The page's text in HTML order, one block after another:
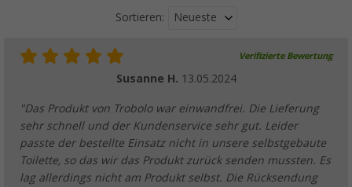
Sortieren: Neueste
Verifizierte Bewertung
Susanne H. 13.05.2024
"Das Produkt von Trobolo war einwandfrei. Die Lieferung
sehr schnell und der Kundenservice sehr gut. Leider
passte der bestellte Einsatz nicht in unsere selbstgebaute
Toilette, so das wir das Produkt zurück senden mussten. Es
lag allerdings nicht am Produkt selbst. Die Rücksendung